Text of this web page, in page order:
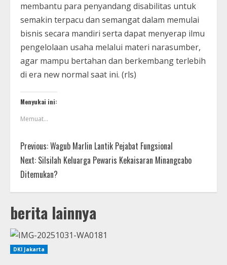
membantu para penyandang disabilitas untuk
semakin terpacu dan semangat dalam memulai
bisnis secara mandiri serta dapat menyerap ilmu
pengelolaan usaha melalui materi narasumber,
agar mampu bertahan dan berkembang terlebih
di era new normal saat ini. (rls)
Menyukai ini:
Memuat...
Previous:Wagub Marlin Lantik Pejabat Fungsional
Next: Silsilah Keluarga Pewaris Kekaisaran Minangcabo
Ditemukan?
berita lainnya
DKI Jakarta